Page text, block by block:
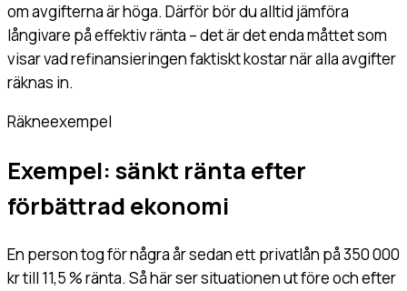
om avgifterna är höga. Därför bör du alltid jämföra
långivare på effektiv ränta – det är det enda måttet som
visar vad refinansieringen faktiskt kostar när alla avgifter
räknas in.
Räkneexempel
Exempel: sänkt ränta efter
förbättrad ekonomi
En person tog för några år sedan ett privatlån på 350 000
kr till 11,5 % ränta. Så här ser situationen ut före och efter